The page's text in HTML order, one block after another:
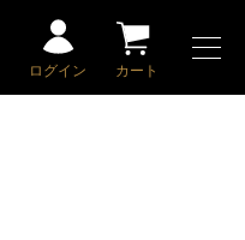
ログイン カート